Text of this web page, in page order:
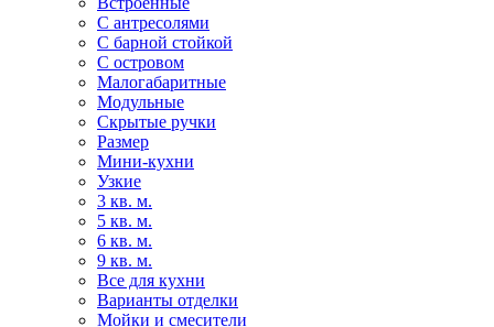
С антресолями
С барной стойкой
С островом
Малогабаритные
Модульные
Скрытые ручки
Размер
Мини-кухни
Узкие
3 кв. м.
5 кв. м.
6 кв. м.
9 кв. м.
Все для кухни
Варианты отделки
Мойки и смесители